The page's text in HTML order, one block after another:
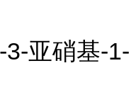
亚硝基-1-